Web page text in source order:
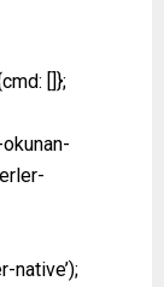
[]};
native’);